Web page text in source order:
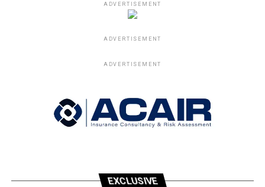
ADVERTISEMENT
ADVERTISEMENT
ADVERTISEMENT
EXCLUSIVE